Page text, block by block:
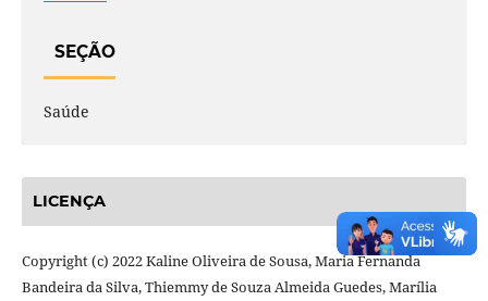
SEÇÃO
Saúde
LICENÇA
Copyright (c) 2022 Kaline Oliveira de Sousa, Maria Fernanda
Bandeira da Silva, Thiemmy de Souza Almeida Guedes, Marília